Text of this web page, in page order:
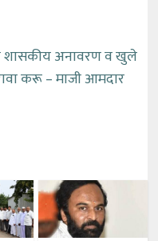
शासकीय अनावरण व खुले
करू – माजी आमदार